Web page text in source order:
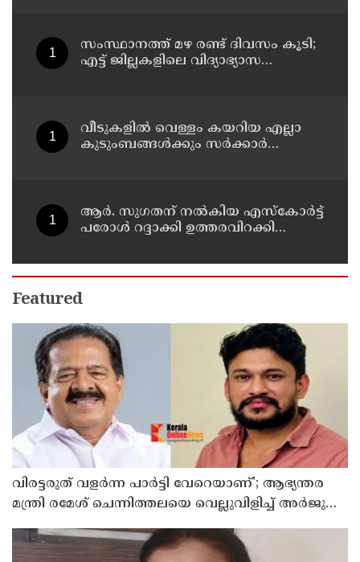
സംസ്ഥാനത്ത് മഴ രണ്ട് ദിവസം കൂടി;
എട്ട് ജില്ലകളിലെ വിദ്യാഭ്യാസ
വീടുകളില്‍ വെള്ളം കയറിയ എല്ലാ
കുടുംബങ്ങള്‍ക്കും സര്‍ക്കാര്‍
ആര്‍. സുഗതന് നല്‍കിയ എസ്‌കോര്‍ട്ട്
പരോള്‍ റദ്ദാക്കി ഉത്തരവിറക്കി
Featured
വിരട്ടരുത് വളര്‍ന്ന പാര്‍ട്ടി വേറെയാണ്'; ആഭ്യന്തര
മന്ത്രി രമേശ് ചെന്നിത്തലയെ വെല്ലുവിളിച്ച് അര്‍ജുന്‍
ആയങ്കി